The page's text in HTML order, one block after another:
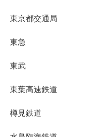
東京都交通局
東急
東武
東葉高速鉄道
樽見鉄道